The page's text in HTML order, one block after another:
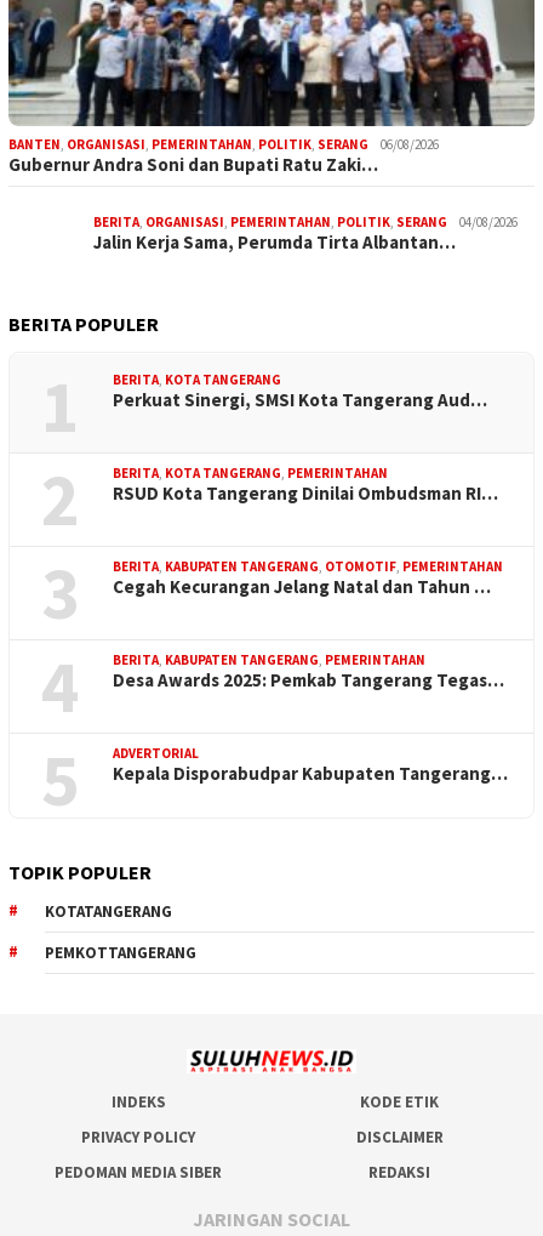
BANTEN ORGANISASI PEMERINTAHAN POLITIK SERANG 06/08/2026
Gubernur Andra Soni dan Bupati Ratu Zaki…
BERITA ORGANISASI PEMERINTAHAN POLITIK SERANG 04/08/2026
Jalin Kerja Sama, Perumda Tirta Albantan…
BERITA POPULER
1 BERITA KOTA TANGERANG
Perkuat Sinergi, SMSI Kota Tangerang Aud…
2 BERITA KOTA TANGERANG PEMERINTAHAN
RSUD Kota Tangerang Dinilai Ombudsman RI…
3 BERITA KABUPATEN TANGERANG OTOMOTIF PEMERINTAHAN
Cegah Kecurangan Jelang Natal dan Tahun …
4 BERITA KABUPATEN TANGERANG PEMERINTAHAN
Desa Awards 2025: Pemkab Tangerang Tegas…
5 ADVERTORIAL
Kepala Disporabudpar Kabupaten Tangerang…
TOPIK POPULER
KOTATANGERANG
PEMKOTTANGERANG
INDEKS
KODE ETIK
PRIVACY POLICY
DISCLAIMER
PEDOMAN MEDIA SIBER
REDAKSI
JARINGAN SOCIAL